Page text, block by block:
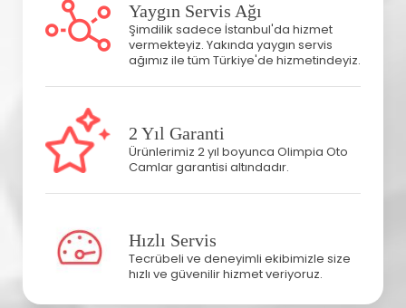
Yaygın Servis Ağı
Şimdilik sadece İstanbul'da hizmet
vermekteyiz. Yakında yaygın servis
ağımız ile tüm Türkiye'de hizmetindeyiz.
2 Yıl Garanti
Ürünlerimiz 2 yıl boyunca Olimpia Oto
Camlar garantisi altındadır.
Hızlı Servis
Tecrübeli ve deneyimli ekibimizle size
hızlı ve güvenilir hizmet veriyoruz.